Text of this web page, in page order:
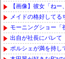
【画像】彼女「ね
メイドの格好してる
モーニングショー「
出自が社長にバレて
ポルシェが満を持し